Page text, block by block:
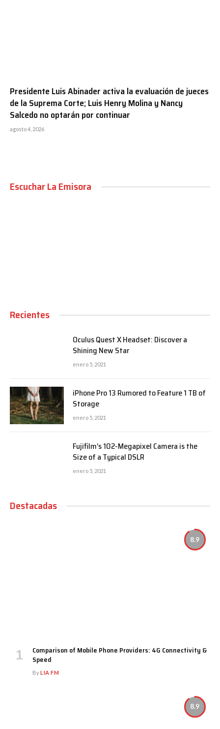
Presidente Luis Abinader activa la evaluación de jueces
de la Suprema Corte; Luis Henry Molina y Nancy
Salcedo no optarán por continuar
agosto 4, 2026
Escuchar La Emisora
Recientes
Oculus Quest X Headset: Discover a
Shining New Star
enero 5, 2021
iPhone Pro 13 Rumored to Feature 1 TB of
Storage
enero 5, 2021
Fujifilm’s 102-Megapixel Camera is the
Size of a Typical DSLR
enero 5, 2021
Destacadas
8.9
Comparison of Mobile Phone Providers: 4G Connectivity &
Speed
ByLIA FM
8.9